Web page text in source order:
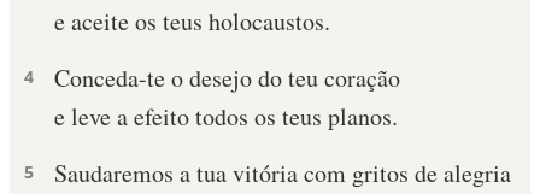
ESBOÇOS DE PREGAÇÃO
TEMAS
e aceite os teus holocaustos.
4
Conceda-te o desejo do teu coração
e leve a efeito todos os teus planos.
5
Saudaremos a tua vitória com gritos de alegria